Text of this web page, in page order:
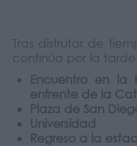
Tras disfrutar de
continúa por la
Encuentro en la
enfrente de la
Plaza de San
Universidad
Regreso a la